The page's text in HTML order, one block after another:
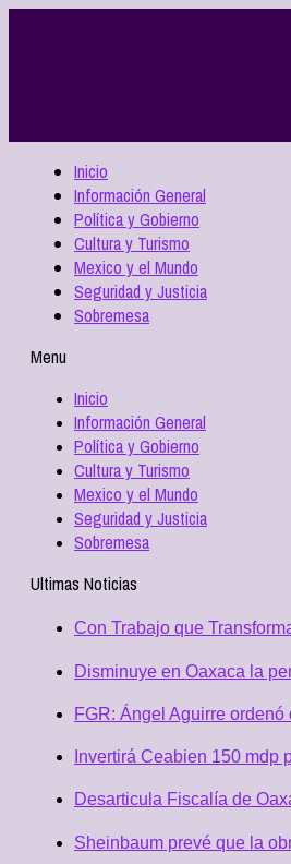
Inicio
Información General
Política y Gobierno
Cultura y Turismo
Mexico y el Mundo
Seguridad y Justicia
Sobremesa
Menu
Inicio
Información General
Política y Gobierno
Cultura y Turismo
Mexico y el Mundo
Seguridad y Justicia
Sobremesa
Ultimas Noticias
Con Trabajo que
Disminuye en Oaxaca la
FGR: Ángel Aguirre
Invertirá Ceabien 150 mdp
Desarticula Fiscalía de
Sheinbaum prevé que la